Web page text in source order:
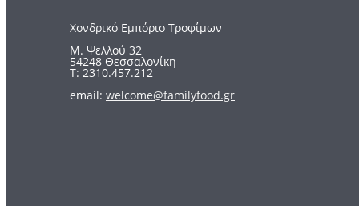
Χονδρικό Εμπόριο Τροφίμων
Μ. Ψελλού 32
54248 Θεσσαλονίκη
Τ: 2310.457.212
email: welcome@familyfood.gr